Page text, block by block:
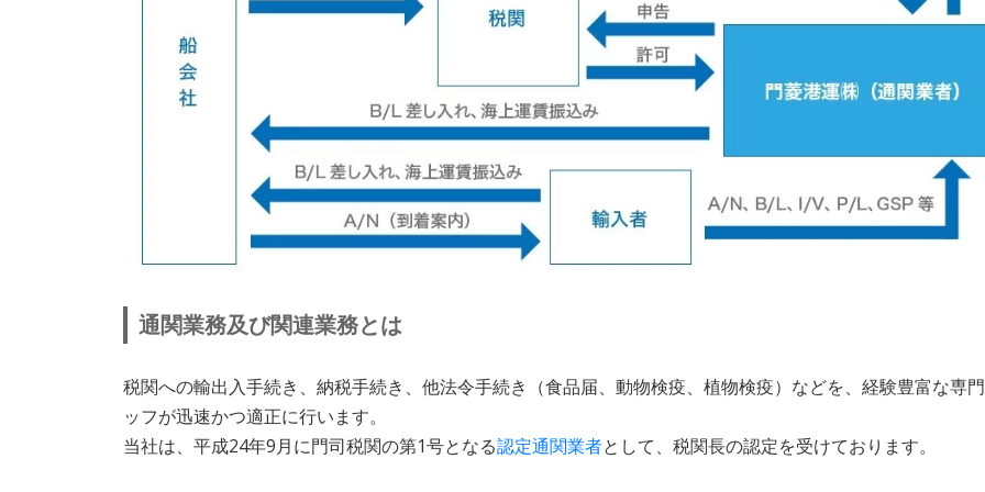
通関業務及び関連業務とは
税関への輸出入手続き、納税手続き、他法令手続き（食品届、動物検疫、植物検疫）などを、経験豊富な専
ッフが迅速かつ適正に行います。
当社は、平成24年9月に門司税関の第1号となる認定通関業者として、税関長の認定を受けております。